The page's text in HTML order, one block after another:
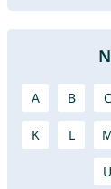
A B C
K L
U